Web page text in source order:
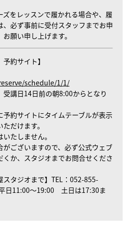
ズをレッスンで履かれる場合や、履
、必ず事前に受付スタッフまでお申
願い申し上げます。
約サイト】
schedule/1/1/
講日14日前の朝8:00からとなり
約サイトにタイムテーブルが表示
だけます。
たしません。
ございますので、必ず公式ウェブ
か、スタジオまでお問合せくださ
スタジオまで】TEL：052-855-
日11:00～19:00 土日は17:30ま